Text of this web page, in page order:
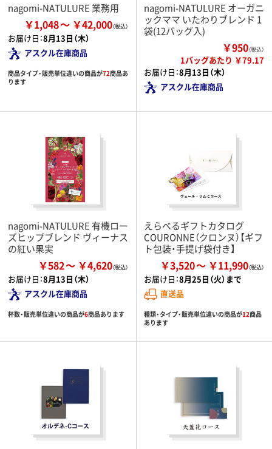
nagomi-NATULURE 業務用
￥1,048 ￥42,000
お届け日：8月13日（木）
アスクル在庫商品
商品タイプ・販売単位違いの商品が72商品あ
ります
nagomi-NATULURE オーガニ
ックママ いたわりブレンド 1
袋(12バッグ入)
￥950（税込）
1バッグあたり ￥79.17
お届け日：8月13日（木）
アスクル在庫商品
nagomi-NATULURE 有機ロー
ズヒップブレンド ヴィーナス
の紅い果実
￥582 ￥4,620
お届け日：8月13日（木）
アスクル在庫商品
杯数・販売単位違いの商品が6商品あります
えらべるギフトカタログ
COURONNE（クロンヌ）【ギフ
ト包装・手提げ袋付き】
￥3,520 ￥11,990
お届け日：8月25日（火）まで
直送品
種類・タイプ・販売単位違いの商品が12商品
あります